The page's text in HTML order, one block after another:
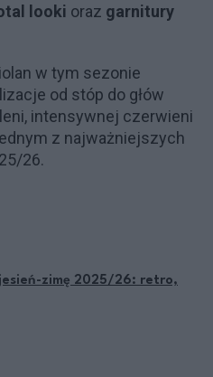
looki oraz garnitury
w tym sezonie
od stóp do głów
intensywnej czerwieni
z najważniejszych
26.
zimę 2025/26: retro,